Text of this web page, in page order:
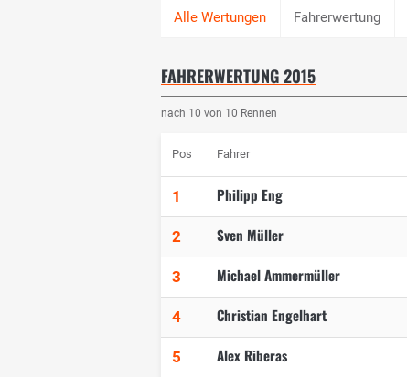
Fahrerwertung
FAHRERWERTUNG 2015
nach 10 von 10 Rennen
Pos Fahrer
1 Philipp Eng
2 Sven Müller
3 Michael Ammermüller
4 Christian Engelhart
5 Alex Riberas